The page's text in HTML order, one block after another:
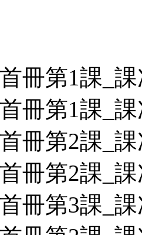
冊第1課_
冊第1課_
冊第2課_
冊第2課_
冊第3課_